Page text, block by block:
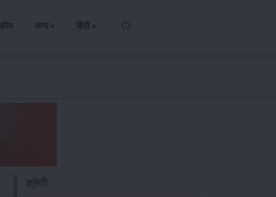
अन्य हिंदी